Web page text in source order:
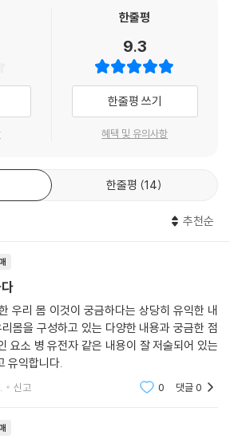
한줄평
9.3
한줄평 쓰기
혜택 및 유의사항
한줄평 14
추천순
우리 몸 이것이 궁금하다는 상당히 유익한 내
몸을 구성하고 있는 다양한 내용과 궁금한 점
요소 병 유전자 같은 내용이 잘 저술되어 있는
유익합니다.
신고 0 댓글0